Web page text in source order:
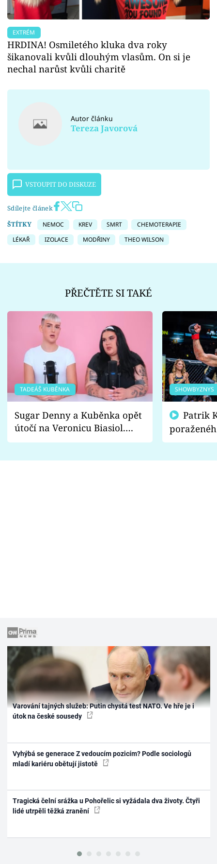
EXTRÉM
HRDINA! Osmiletého kluka dva roky
šikanovali kvůli dlouhým vlasům. On si je
nechal narůst kvůli charitě
Autor článku
Tereza Javorová
VSTOUPIT DO DISKUZE
Sdílejte článek
ŠTÍTKY
NEMOC KREV SMRT
CHEMOTERAPIE
LÉKAŘ
IZOLACE MODŘINY THEO WILSON
PŘEČTĚTE SI TAKÉ
TADEÁŠ KUBĚNKA
Sugar Denny a Kuběnka opět
útočí na Veronicu Biasiol.
Proč je podle nich falešná a
SHOWBYZNYS
fanoušci
Varování tajných služeb: Putin chystá test NATO. Ve hře je i
útok na české sousedy
Vyhýbá se generace Z vedoucím pozicím? Podle sociologů
mladí kariéru obětují jistotě
Tragická čelní srážka u Pohořelic si vyžádala dva životy. Čtyři
lidé utrpěli těžká zranění